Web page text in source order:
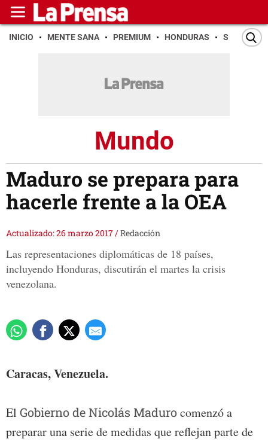
INICIO MENTE SANA PREMIUM HONDURAS SAN PEDRO
Mundo
Maduro se prepara para
hacerle frente a la OEA
Actualizado: 26 marzo 2017/Redacción
Las representaciones diplomáticas de 18 países,
incluyendo Honduras, discutirán el martes la crisis
venezolana.
Caracas, Venezuela.
El Gobierno de Nicolás Madurocomenzó a
preparar una serie de medidas que reflejan parte de